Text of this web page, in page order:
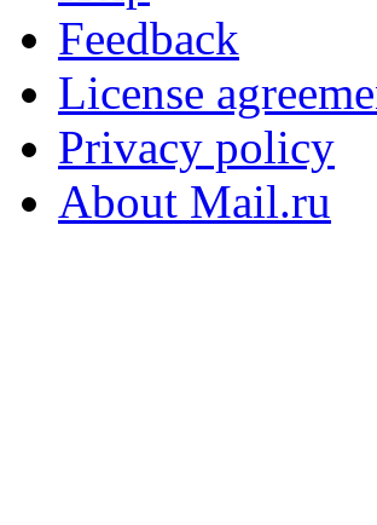
Feedback
License
Privacy policy
About Mail.ru